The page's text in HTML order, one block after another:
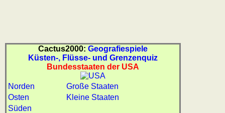
Cactus2000: Geografiespiele
Küsten-, Flüsse- und Grenzenquiz
Bundesstaaten der USA
Norden
Große Staaten
Osten
Kleine Staaten
Süden